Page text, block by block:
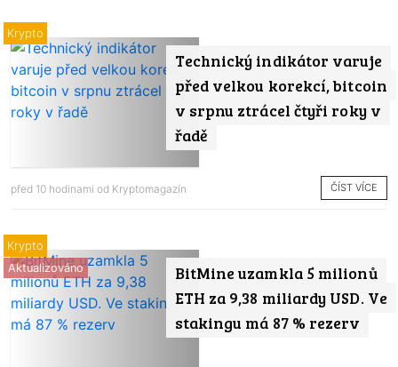
Technický indikátor varuje
před velkou korekcí, bitcoin
v srpnu ztrácel čtyři roky v
řadě
Krypto
před 10 hodinami od Kryptomagazín ČÍST VÍCE
BitMine uzamkla 5 milionů
ETH za 9,38 miliardy USD. Ve
stakingu má 87 % rezerv
Aktualizováno
Krypto